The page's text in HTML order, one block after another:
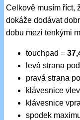
Celkově musím říct,
dokáže dodávat
dobu mezi tenkými
touchpad =
levá strana
pravá strana
klávesnice
klávesnice
spodek